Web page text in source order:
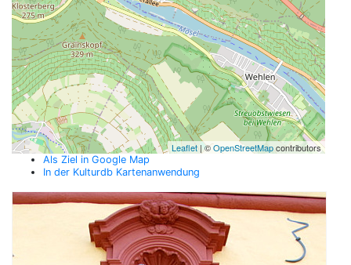
Leaflet | ©OpenStreetMapcontributors
Als Ziel in Google Map
In der Kulturdb Kartenanwendung